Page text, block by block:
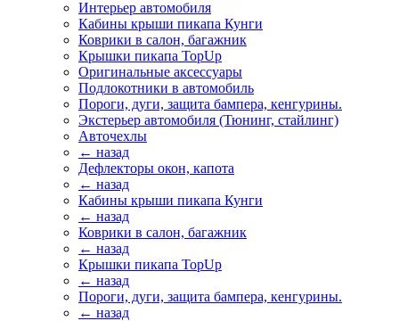
Интерьер автомобиля
Кабины крыши пикапа Кунги
Коврики в салон, багажник
Крышки пикапа TopUp
Оригинальные аксессуары
Подлокотники в автомобиль
Пороги, дуги, защита бампера, кенгурины.
Экстерьер автомобиля (Тюнинг, стайлинг)
Авточехлы
← назад
Дефлекторы окон, капота
← назад
Кабины крыши пикапа Кунги
← назад
Коврики в салон, багажник
← назад
Крышки пикапа TopUp
← назад
Пороги, дуги, защита бампера, кенгурины.
← назад